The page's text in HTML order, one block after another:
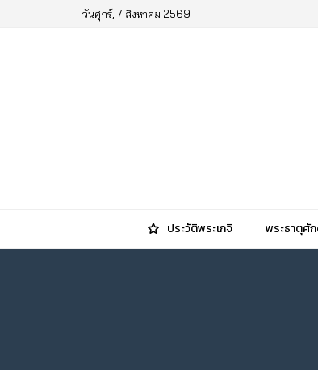
วันศุกร์, 7 สิงหาคม 2569
ประวัติพระเกจิ พระธาตุศั